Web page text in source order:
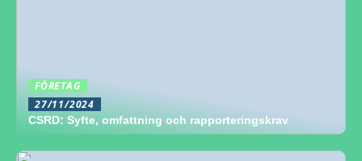
FÖRETAG
27/11/2024
CSRD: Syfte, omfattning och rapporteringskrav